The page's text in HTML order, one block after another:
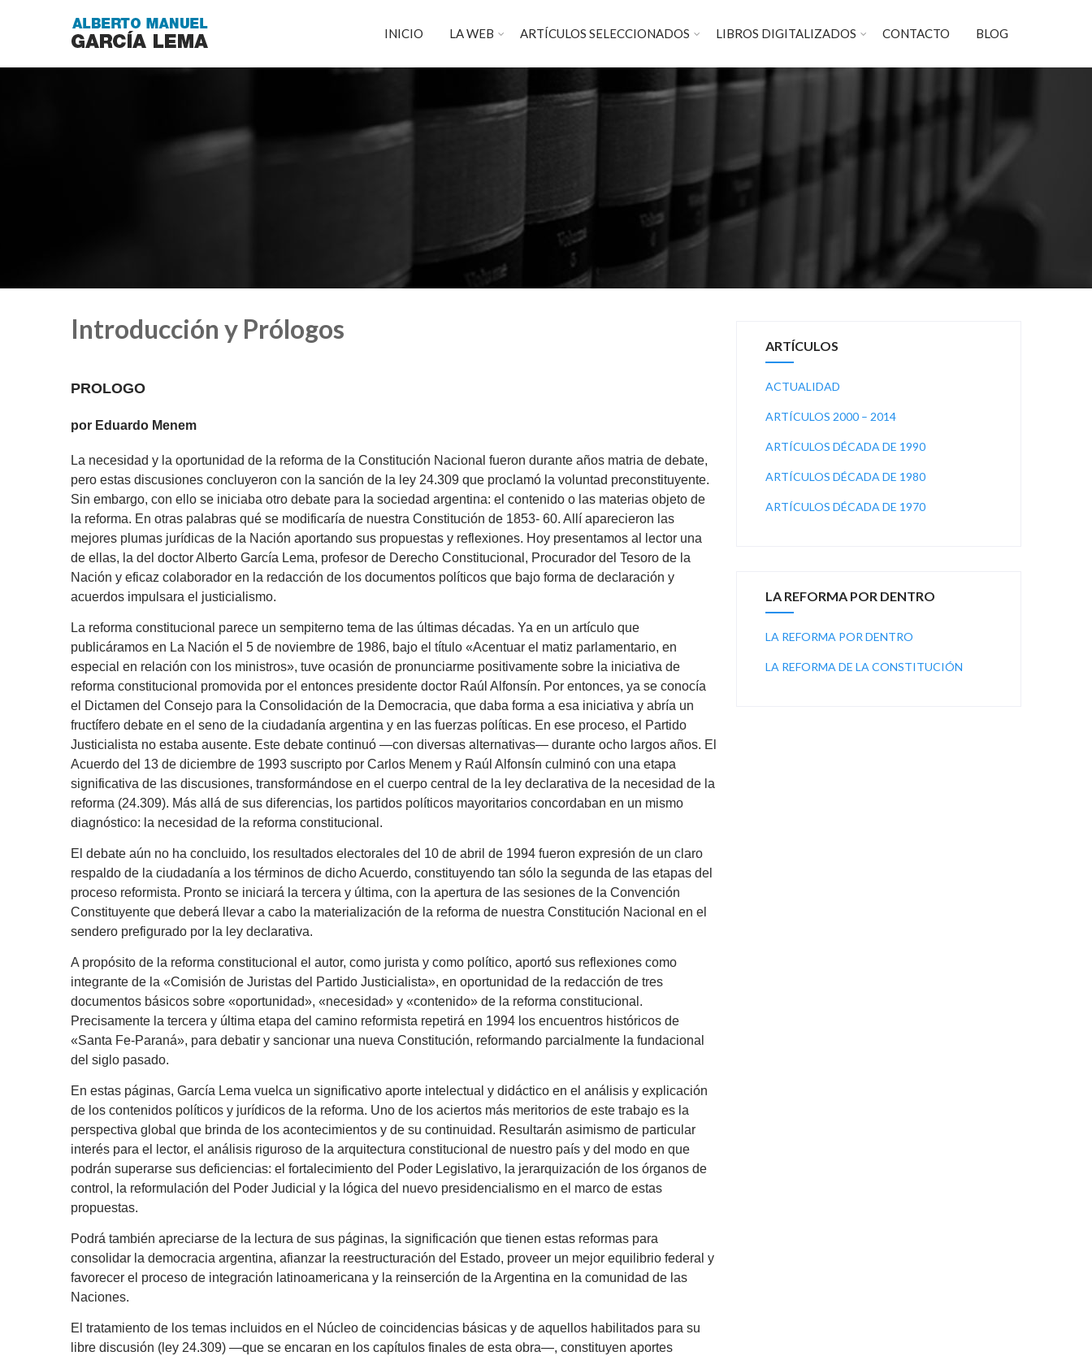
INICIO LA WEB ARTÍCULOS SELECCIONADOS LIBROS DIGITALIZADOS CONTACTO BLOG
Introducción y Prólogos
PROLOGO
por Eduardo Menem
La necesidad y la oportunidad de la reforma de la Constitución Nacional fueron durante años matria de debate,
pero estas discusiones concluyeron con la sanción de la ley 24.309 que proclamó la voluntad preconstituyente.
Sin embargo, con ello se iniciaba otro debate para la sociedad argentina: el contenido o las materias objeto de
la reforma. En otras palabras qué se modificaría de nuestra Constitución de 1853- 60. Allí aparecieron las
mejores plumas jurídicas de la Nación aportando sus propuestas y reflexiones. Hoy presentamos al lector una
de ellas, la del doctor Alberto García Lema, profesor de Derecho Constitucional, Procurador del Tesoro de la
Nación y eficaz colaborador en la redacción de los documentos políticos que bajo forma de declaración y
acuerdos impulsara el justicialismo.
La reforma constitucional parece un sempiterno tema de las últimas décadas. Ya en un artículo que
publicáramos en La Nación el 5 de noviembre de 1986, bajo el título «Acentuar el matiz parlamentario, en
especial en relación con los ministros», tuve ocasión de pronunciarme positivamente sobre la iniciativa de
reforma constitucional promovida por el entonces presidente doctor Raúl Alfonsín. Por entonces, ya se conocía
el Dictamen del Consejo para la Consolidación de la Democracia, que daba forma a esa iniciativa y abría un
fructífero debate en el seno de la ciudadanía argentina y en las fuerzas políticas. En ese proceso, el Partido
Justicialista no estaba ausente. Este debate continuó —con diversas alternativas— durante ocho largos años. El
Acuerdo del 13 de diciembre de 1993 suscripto por Carlos Menem y Raúl Alfonsín culminó con una etapa
significativa de las discusiones, transformándose en el cuerpo central de la ley declarativa de la necesidad de la
reforma (24.309). Más allá de sus diferencias, los partidos políticos mayoritarios concordaban en un mismo
diagnóstico: la necesidad de la reforma constitucional.
El debate aún no ha concluido, los resultados electorales del 10 de abril de 1994 fueron expresión de un claro
respaldo de la ciudadanía a los términos de dicho Acuerdo, constituyendo tan sólo la segunda de las etapas del
proceso reformista. Pronto se iniciará la tercera y última, con la apertura de las sesiones de la Convención
Constituyente que deberá llevar a cabo la materialización de la reforma de nuestra Constitución Nacional en el
sendero prefigurado por la ley declarativa.
A propósito de la reforma constitucional el autor, como jurista y como político, aportó sus reflexiones como
integrante de la «Comisión de Juristas del Partido Justicialista», en oportunidad de la redacción de tres
documentos básicos sobre «oportunidad», «necesidad» y «contenido» de la reforma constitucional.
Precisamente la tercera y última etapa del camino reformista repetirá en 1994 los encuentros históricos de
«Santa Fe-Paraná», para debatir y sancionar una nueva Constitución, reformando parcialmente la fundacional
del siglo pasado.
En estas páginas, García Lema vuelca un significativo aporte intelectual y didáctico en el análisis y explicación
de los contenidos políticos y jurídicos de la reforma. Uno de los aciertos más meritorios de este trabajo es la
perspectiva global que brinda de los acontecimientos y de su continuidad. Resultarán asimismo de particular
interés para el lector, el análisis riguroso de la arquitectura constitucional de nuestro país y del modo en que
podrán superarse sus deficiencias: el fortalecimiento del Poder Legislativo, la jerarquización de los órganos de
control, la reformulación del Poder Judicial y la lógica del nuevo presidencialismo en el marco de estas
propuestas.
Podrá también apreciarse de la lectura de sus páginas, la significación que tienen estas reformas para
consolidar la democracia argentina, afianzar la reestructuración del Estado, proveer un mejor equilibrio federal y
favorecer el proceso de integración latinoamericana y la reinserción de la Argentina en la comunidad de las
Naciones.
El tratamiento de los temas incluidos en el Núcleo de coincidencias básicas y de aquellos habilitados para su
libre discusión (ley 24.309) —que se encaran en los capítulos finales de esta obra—, constituyen aportes
ARTÍCULOS
ACTUALIDAD
ARTÍCULOS 2000 – 2014
ARTÍCULOS DÉCADA DE 1990
ARTÍCULOS DÉCADA DE 1980
ARTÍCULOS DÉCADA DE 1970
LA REFORMA POR DENTRO
LA REFORMA POR DENTRO
LA REFORMA DE LA CONSTITUCIÓN